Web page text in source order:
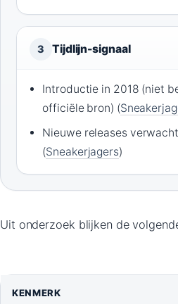
3 Tijdlijn-signaal
Introductie in 2018 (niet
officiële bron) (
Nieuwe releases
(Sneakerjagers)
Uit onderzoek blijken de
KENMERK